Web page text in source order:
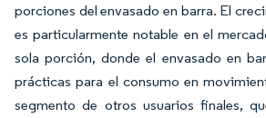
porciones del envasado en barra. El
es particularmente notable en el
sola porción, donde el envasado en
prácticas para el consumo en
segmento de otros usuarios finales,